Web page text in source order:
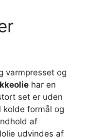
varmpresset og
har en
set er uden
kolde formål og
af
udvindes af